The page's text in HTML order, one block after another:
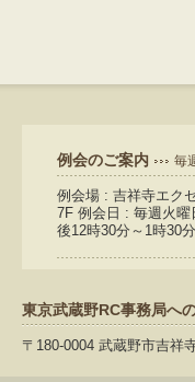
例会のご案内 毎
例会場 : 吉祥寺エク
7F 例会日 : 毎週火
後12時30分～1時30分
東京武蔵野RC事務局へ
〒180-0004 武蔵野市吉